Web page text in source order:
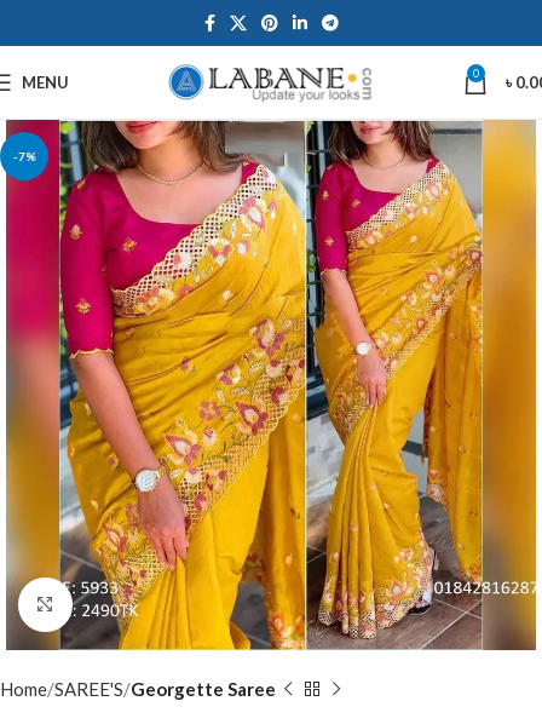
MENU 0 ৳
-7%
Click to enlarge
Home SAREE'S Georgette Saree